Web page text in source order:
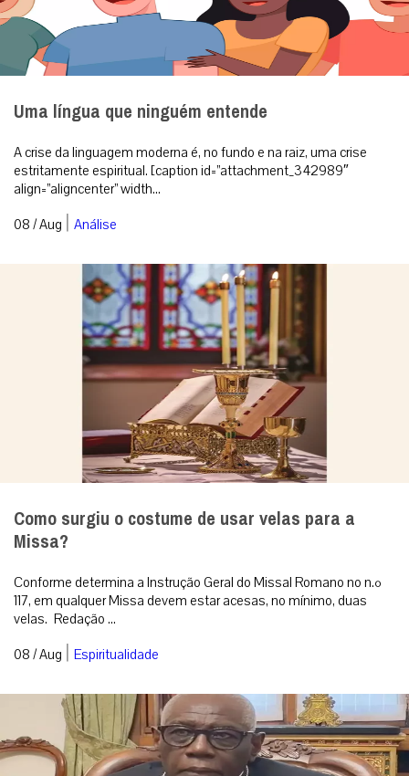
Uma língua que ninguém entende
A crise da linguagem moderna é, no fundo e na raiz, uma crise
estritamente espiritual. [caption id=”attachment_342989″
align=”aligncenter” width...
08 / Aug | Análise
Como surgiu o costume de usar velas para a
Missa?
Conforme determina a Instrução Geral do Missal Romano no n.º
117, em qualquer Missa devem estar acesas, no mínimo, duas
velas. Redação ...
08 / Aug | Espiritualidade